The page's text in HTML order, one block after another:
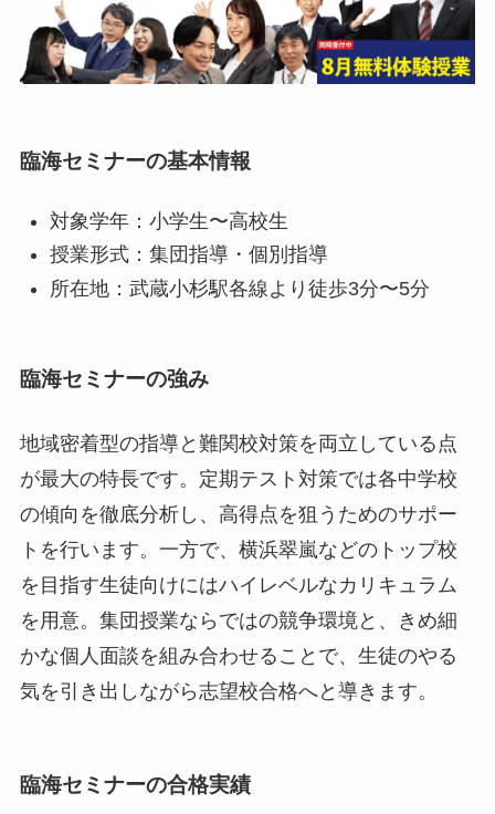
臨海セミナーの基本情報
対象学年：小学生〜高校生
授業形式：集団指導・個別指導
所在地：武蔵小杉駅各線より徒歩3分〜5分
臨海セミナーの強み
地域密着型の指導と難関校対策を両立している点
が最大の特長です。定期テスト対策では各中学校
の傾向を徹底分析し、高得点を狙うためのサポー
トを行います。一方で、横浜翠嵐などのトップ校
を目指す生徒向けにはハイレベルなカリキュラム
を用意。集団授業ならではの競争環境と、きめ細
かな個人面談を組み合わせることで、生徒のやる
気を引き出しながら志望校合格へと導きます。
臨海セミナーの合格実績